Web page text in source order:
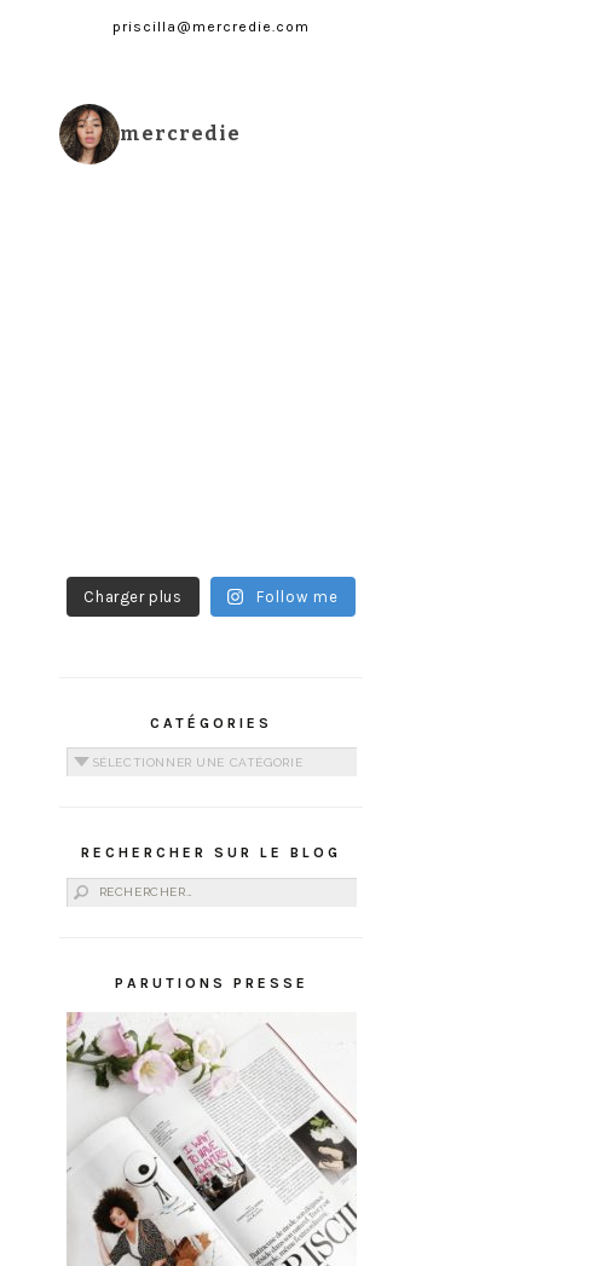
priscilla@mercredie.com
mercredie
Charger plus Follow me
CATÉGORIES
Catégories
RECHERCHER SUR LE BLOG
Rechercher :
PARUTIONS PRESSE